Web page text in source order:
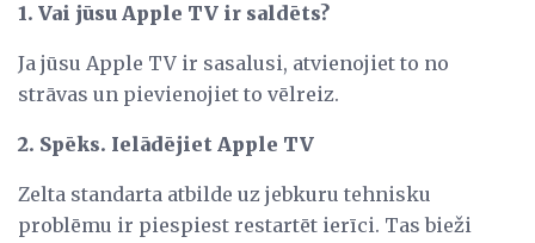
1. Vai jūsu Apple TV ir saldēts?
Ja jūsu Apple TV ir sasalusi, atvienojiet to no
strāvas un pievienojiet to vēlreiz.
2. Spēks. Ielādējiet Apple TV
Zelta standarta atbilde uz jebkuru tehnisku
problēmu ir piespiest restartēt ierīci. Tas bieži